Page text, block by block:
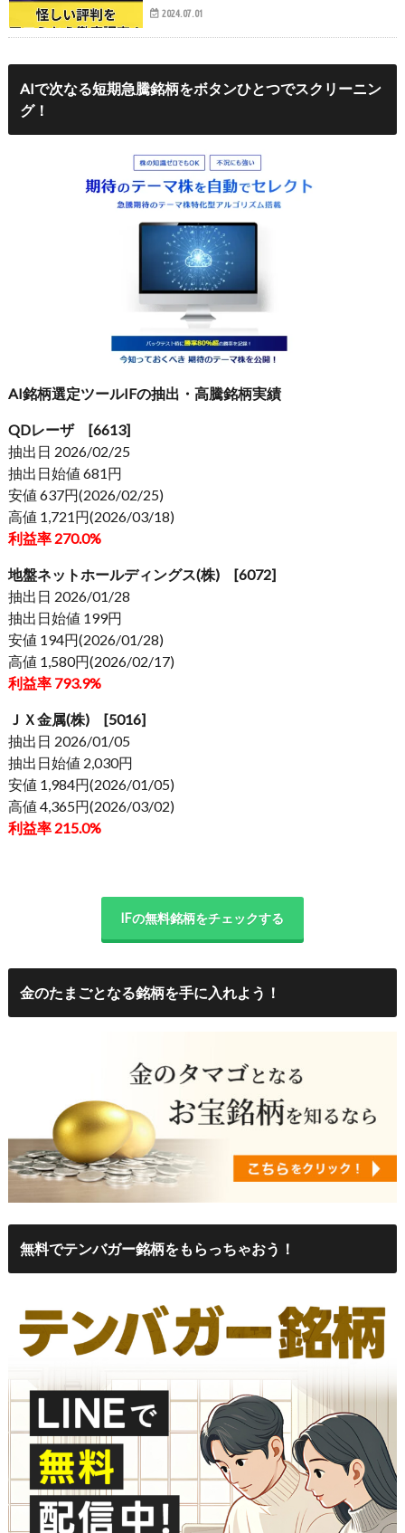
2024.07.01
AIで次なる短期急騰銘柄をボタンひとつでスクリーニン
グ！
AI銘柄選定ツールIFの抽出・高騰銘柄実績
QDレーザ [6613]
抽出日 2026/02/25
抽出日始値 681円
安値 637円(2026/02/25)
高値 1,721円(2026/03/18)
利益率 270.0%
地盤ネットホールディングス(株) [6072]
抽出日 2026/01/28
抽出日始値 199円
安値 194円(2026/01/28)
高値 1,580円(2026/02/17)
利益率 793.9%
ＪＸ金属(株) [5016]
抽出日 2026/01/05
抽出日始値 2,030円
安値 1,984円(2026/01/05)
高値 4,365円(2026/03/02)
利益率 215.0%
IFの無料銘柄をチェックする
金のたまごとなる銘柄を手に入れよう！
無料でテンバガー銘柄をもらっちゃおう！